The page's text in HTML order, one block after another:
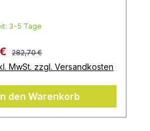
3-5 Tage
282,70 €
MwSt. zzgl. Versandkosten
den Warenkorb